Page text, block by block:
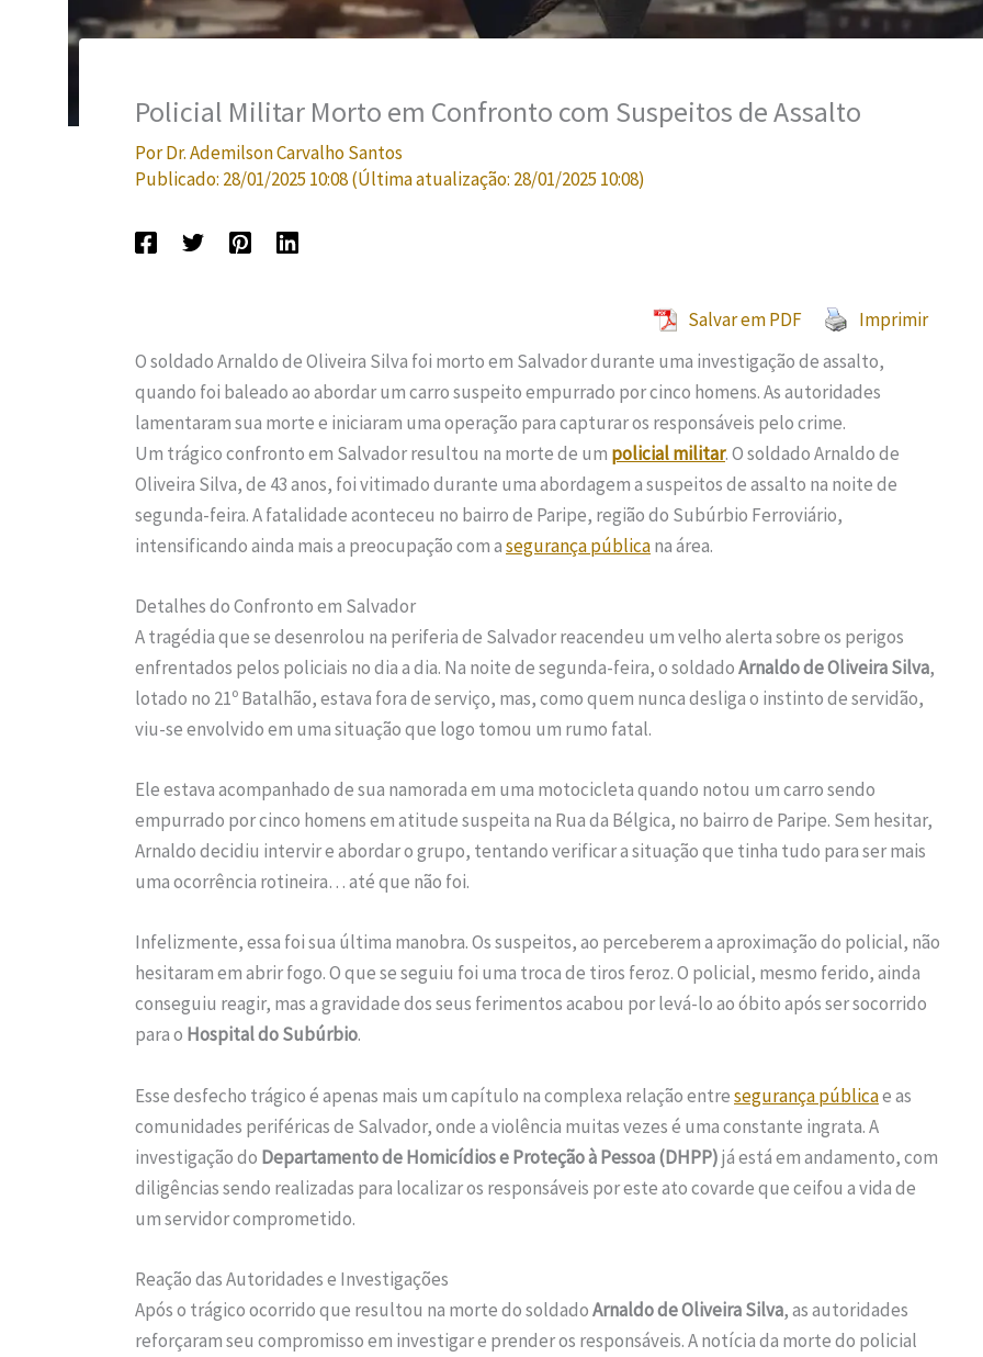
Policial Militar Morto em Confronto com Suspeitos de Assalto
PorDr. Ademilson Carvalho Santos
Publicado: 28/01/2025 10:08(Última atualização: 28/01/2025 10:08)
Salvar em PDF
Imprimir
O soldado Arnaldo de Oliveira Silva foi morto em Salvador durante uma investigação de assalto,
quando foi baleado ao abordar um carro suspeito empurrado por cinco homens. As autoridades
lamentaram sua morte e iniciaram uma operação para capturar os responsáveis pelo crime.
Um trágico confronto em Salvador resultou na morte de um policial militar. O soldado Arnaldo de
Oliveira Silva, de 43 anos, foi vitimado durante uma abordagem a suspeitos de assalto na noite de
segunda-feira. A fatalidade aconteceu no bairro de Paripe, região do Subúrbio Ferroviário,
intensificando ainda mais a preocupação com asegurança públicana área.
Detalhes do Confronto em Salvador
A tragédia que se desenrolou na periferia de Salvador reacendeu um velho alerta sobre os perigos
enfrentados pelos policiais no dia a dia. Na noite de segunda-feira, o soldadoArnaldo de Oliveira Silva,
lotado no 21º Batalhão, estava fora de serviço, mas, como quem nunca desliga o instinto de servidão,
viu-se envolvido em uma situação que logo tomou um rumo fatal.
Ele estava acompanhado de sua namorada em uma motocicleta quando notou um carro sendo
empurrado por cinco homens em atitude suspeita na Rua da Bélgica, no bairro de Paripe. Sem hesitar,
Arnaldo decidiu intervir e abordar o grupo, tentando verificar a situação que tinha tudo para ser mais
uma ocorrência rotineira… até que não foi.
Infelizmente, essa foi sua última manobra. Os suspeitos, ao perceberem a aproximação do policial, não
hesitaram em abrir fogo. O que se seguiu foi uma troca de tiros feroz. O policial, mesmo ferido, ainda
conseguiu reagir, mas a gravidade dos seus ferimentos acabou por levá-lo ao óbito após ser socorrido
para o Hospital do Subúrbio.
Esse desfecho trágico é apenas mais um capítulo na complexa relação entresegurança públicae as
comunidades periféricas de Salvador, onde a violência muitas vezes é uma constante ingrata. A
investigação do Departamento de Homicídios e Proteção à Pessoa (DHPP)já está em andamento, com
diligências sendo realizadas para localizar os responsáveis por este ato covarde que ceifou a vida de
um servidor comprometido.
Reação das Autoridades e Investigações
Após o trágico ocorrido que resultou na morte do soldadoArnaldo de Oliveira Silva, as autoridades
reforçaram seu compromisso em investigar e prender os responsáveis. A notícia da morte do policial